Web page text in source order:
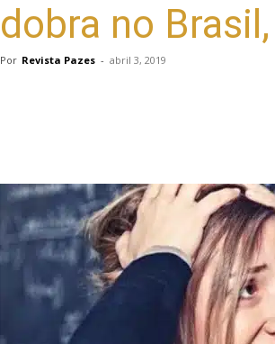
dobra no
Por Revista Pazes - abril 3, 2019